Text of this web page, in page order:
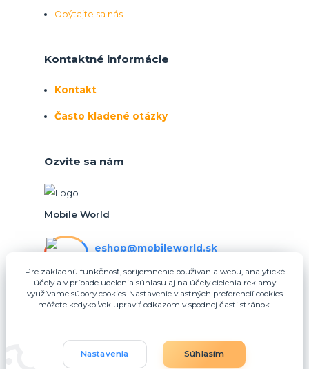
Opýtajte sa nás
Kontaktné informácie
Kontakt
Často kladené otázky
Ozvite sa nám
Mobile World
eshop@mobileworld.sk
eshop@mobileworld.sk
Pre základnú funkčnosť, spríjemnenie používania webu, analytické
účely a v prípade udelenia súhlasu aj na účely cielenia reklamy
využívame súbory cookies. Nastavenie vlastných preferencií cookies
môžete kedykoľvek upraviť odkazom v spodnej časti stránok.
Nastavenia Súhlasím